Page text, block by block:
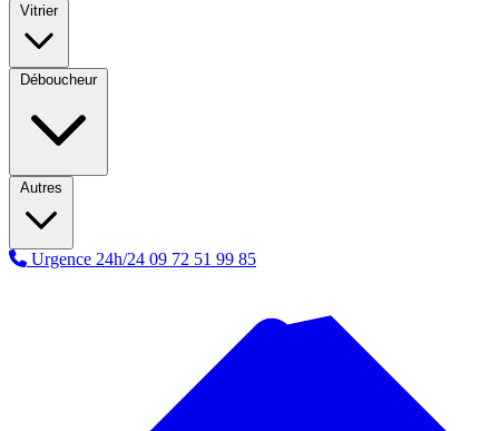
Vitrier
Déboucheur
Autres
Urgence 24h/24 09 72 51 99 85